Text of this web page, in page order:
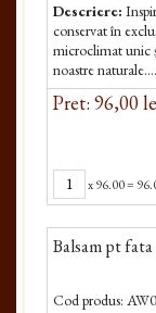
Descriere:
conservat în
microclimat unic
noastre naturale....
Pret: 96,00
x96.00=
Balsam pt
Cod produs: